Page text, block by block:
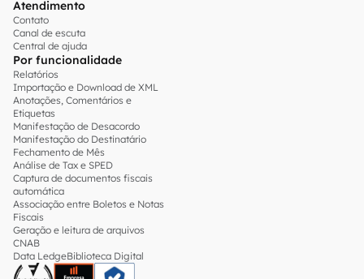
Atendimento
Contato
Canal de escuta
Central de ajuda
Por funcionalidade
Relatórios
Importação e Download de XML
Anotações, Comentários e
Etiquetas
Manifestação de Desacordo
Manifestação do Destinatário
Fechamento de Mês
Análise de Tax e SPED
Captura de documentos fiscais
automática
Associação entre Boletos e Notas
Fiscais
Geração e leitura de arquivos
CNAB
Data LedgeBiblioteca Digital